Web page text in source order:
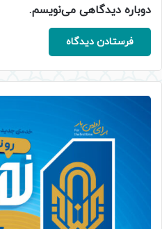
دوباره دیدگاهی می‌نویسم.